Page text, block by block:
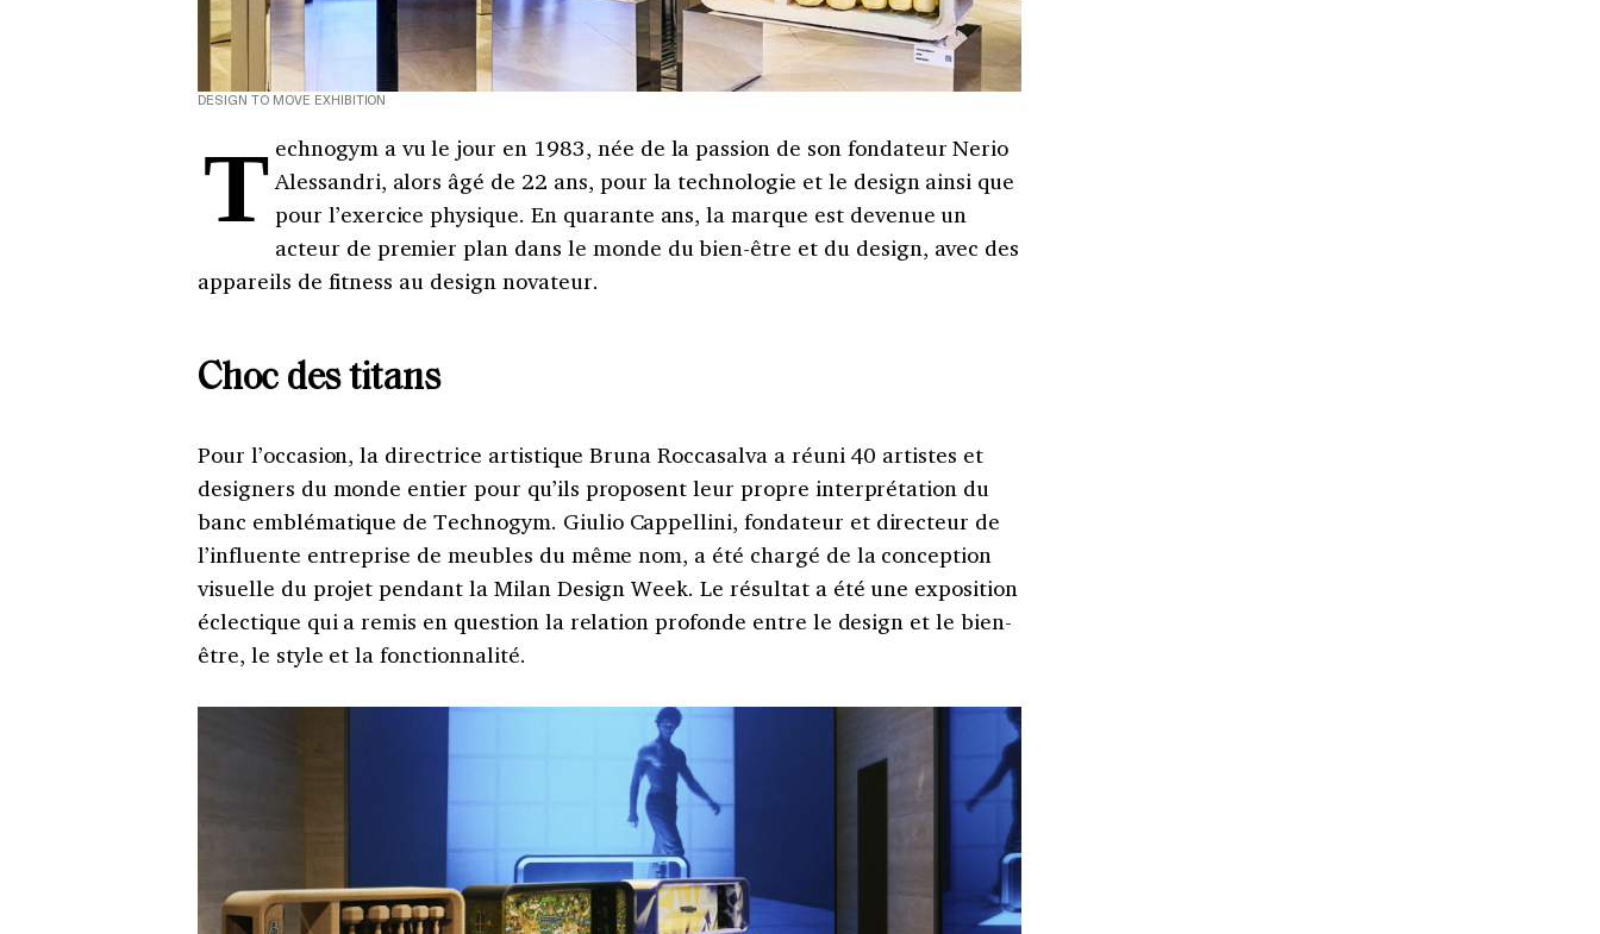
DESIGN TO MOVE EXHIBITION
Technogym a vu le jour en 1983, née de la passion de son fondateur Nerio Alessandri, alors âgé de 22 ans, pour la technologie et le design ainsi que
pour l’exercice physique. En quarante ans, la marque est devenue un
acteur de premier plan dans le monde du bien-être et du design, avec des
appareils de fitness au design novateur.
Choc des titans
Pour l’occasion, la directrice artistique Bruna Roccasalva a réuni 40 artistes et
designers du monde entier pour qu’ils proposent leur propre interprétation du
banc emblématique de Technogym. Giulio Cappellini, fondateur et directeur de
l’influente entreprise de meubles du même nom, a été chargé de la conception
visuelle du projet pendant la Milan Design Week. Le résultat a été une exposition
éclectique qui a remis en question la relation profonde entre le design et le bien-
être, le style et la fonctionnalité.